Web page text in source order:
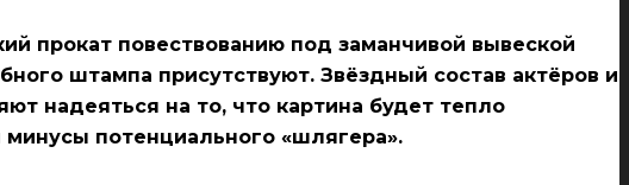
прокат повествованию под заманчивой вывеской
штампа присутствуют. Звёздный состав актёров и
надеяться на то, что картина будет тепло
потенциального «шлягера».